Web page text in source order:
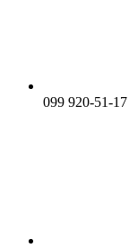
099 920-51-17